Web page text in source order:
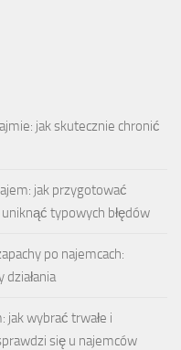
jak skutecznie chronić
jak przygotować
typowych błędów
po najemcach:
jak wybrać trwałe i
się u najemców